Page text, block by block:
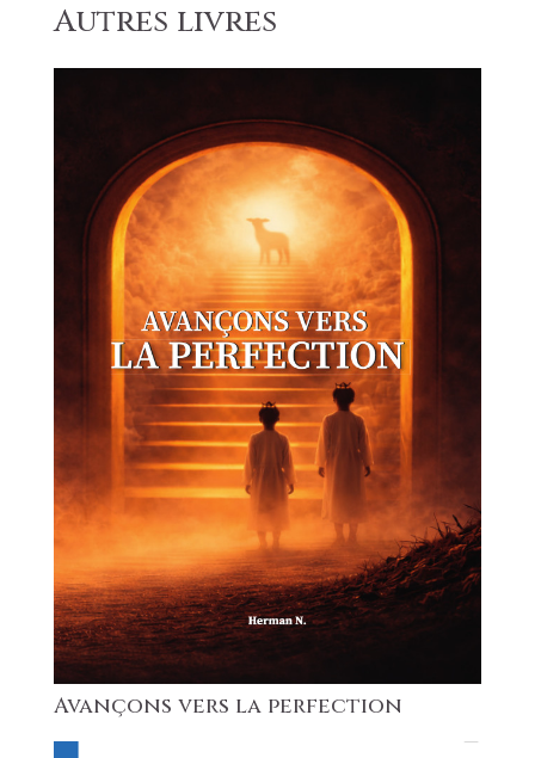
Autres livres
Avançons vers la perfection